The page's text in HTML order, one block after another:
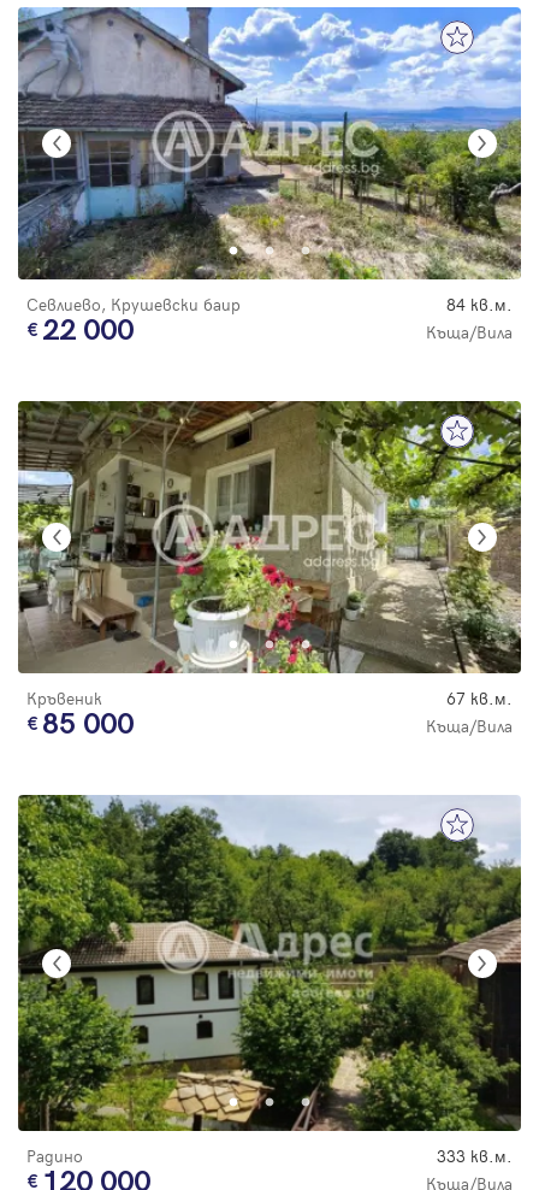
Севлиево, Крушевски баир 84 кв.м.
22 000 Къща/Вила
Кръвеник 67 кв.м.
85 000 Къща/Вила
Радино 333 кв.м.
120 000 Къща/Вила